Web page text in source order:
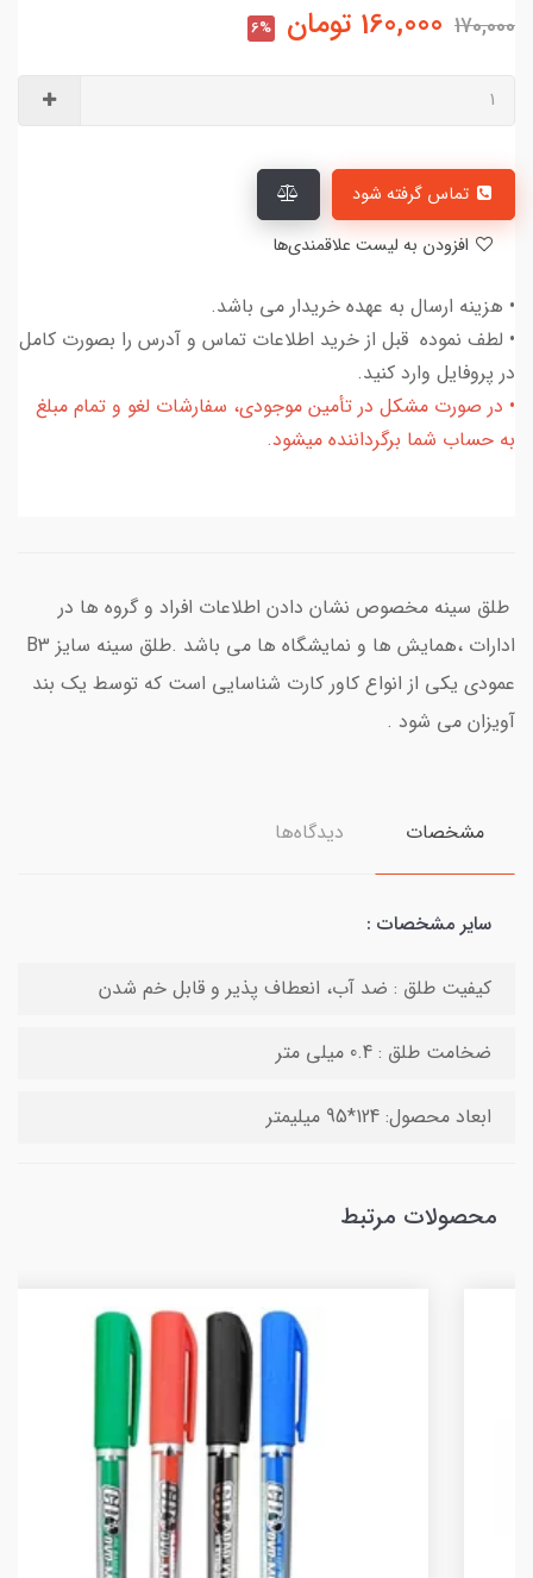
170,000
160,000 تومان 6%
تماس گرفته شود
• هزینه ارسال به عهده خریدار می باشد.
• لطف نموده قبل از خرید اطلاعات تماس و آدرس را بصورت کامل
در پروفایل وارد کنید.
• در صورت مشکل در تأمین موجودی، سفارشات لغو و تمام مبلغ
به حساب شما برگرداننده میشود.
طلق سینه مخصوص نشان دادن اطلاعات افراد و گروه ها در
ادارات ،همایش ها و نمایشگاه ها می باشد .طلق سینه سایز B3
عمودی یکی از انواع کاور کارت شناسایی است که توسط یک بند
آویزان می شود .
مشخصات دیدگاه‌ها
سایر مشخصات :
کیفیت طلق : ضد آب، انعطاف پذیر و قابل خم شدن
ضخامت طلق : 0.4 میلی متر
ابعاد محصول: 124*95 میلیمتر
محصولات مرتبط